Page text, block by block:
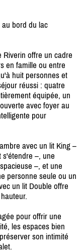
bord du lac
Riverin offre un cadre
en famille ou entre
huit personnes et
réussi : quatre
équipée, un
avec foyer au
pour
avec un lit King –
s'étendre –, une
–, et une
personne seule ou un
un lit Double offre
pour offrir une
les espaces bien
son intimité